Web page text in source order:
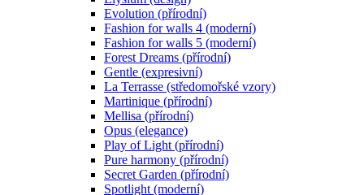
Evolution (přírodní)
Fashion for walls 4 (moderní)
Fashion for walls 5 (moderní)
Forest Dreams (přírodní)
Gentle (expresivní)
La Terrasse (středomořské vzory)
Martinique (přírodní)
Mellisa (přírodní)
Opus (elegance)
Play of Light (přírodní)
Pure harmony (přírodní)
Secret Garden (přírodní)
Spotlight (moderní)